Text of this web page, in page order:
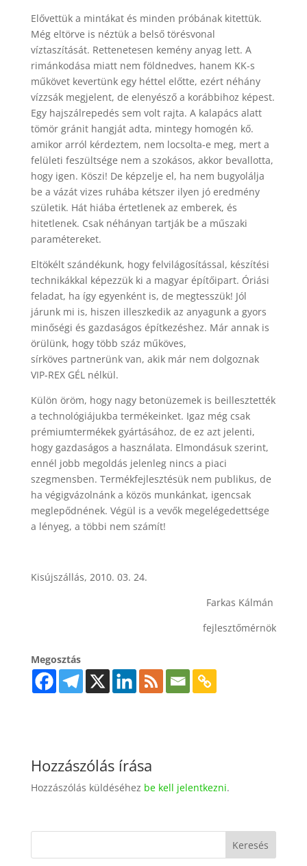
Elővettük a mintákat és minden próbának kitettük.
Még eltörve is néztük a belső törésvonal
víztaszítását. Rettenetesen kemény anyag lett. A
rimánkodása miatt nem földnedves, hanem KK-s
műkövet kevertünk egy héttel előtte, ezért néhány
vízzsák megjelent, de elenyésző a korábbihoz képest.
Egy hajszálrepedés sem volt rajta. A kalapács alatt
tömör gránit hangját adta, mintegy homogén kő.
amikor arról kérdeztem, nem locsolta-e meg, mert a
felületi feszültsége nem a szokásos, akkor bevallotta,
hogy igen. Köszi! De képzelje el, ha nem bugyolálja
be a vázát vizes ruhába kétszer ilyen jó eredmény
születik. Hát hiába értetlenek az emberek, és
hitetlenek. Csak néhányan tartják be a műszaki
paramétereket.
Eltökélt szándékunk, hogy felvilágosítással, készítési
technikákkal képezzük ki a magyar építőipart. Óriási
feladat, ha így egyenként is, de megtesszük! Jól
járunk mi is, hiszen illeszkedik az anyagunk a gyors
minőségi és gazdaságos építkezéshez. Már annak is
örülünk, hogy több száz műköves,
sírköves partnerünk van, akik már nem dolgoznak
VIP-REX GÉL nélkül.
Külön öröm, hogy nagy betonüzemek is beillesztették
a technológiájukba termékeinket. Igaz még csak
prémiumtermékek gyártásához, de ez azt jelenti,
hogy gazdaságos a használata. Elmondásuk szerint,
ennél jobb megoldás jelenleg nincs a piaci
szegmensben. Termékfejlesztésük nem publikus, de
ha végigvázolnánk a közös munkánkat, igencsak
meglepődnének. Végül is a vevők megelégedettsége
a lényeg, a többi nem számít!
Kisújszállás, 2010. 03. 24.
Farkas Kálmán
fejlesztőmérnök
Megosztás
Hozzászólás írása
Hozzászólás küldéséhez be kell jelentkezni.